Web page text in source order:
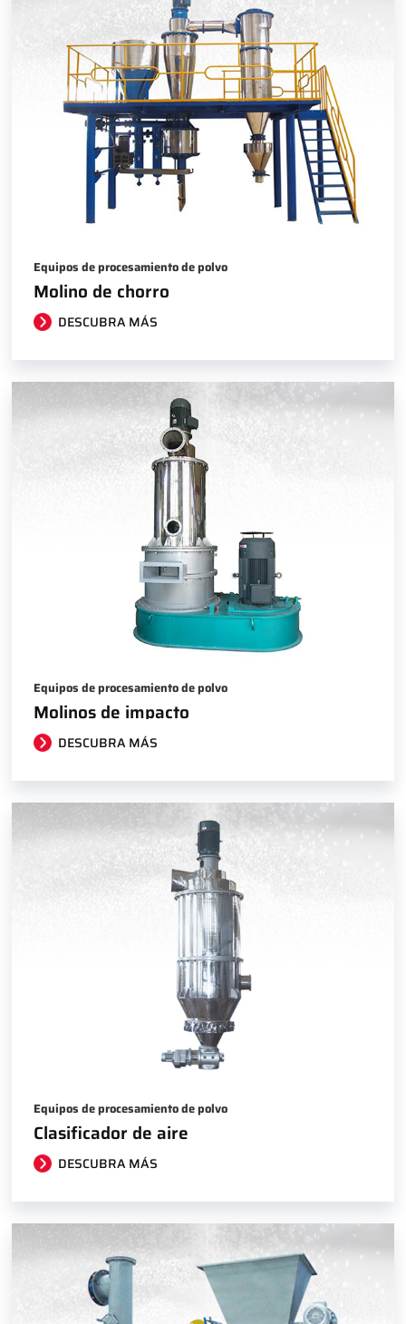
Equipos de procesamiento de polvo
Molino de chorro
DESCUBRA MÁS
Equipos de procesamiento de polvo
Molinos de impacto
DESCUBRA MÁS
Equipos de procesamiento de polvo
Clasificador de aire
DESCUBRA MÁS